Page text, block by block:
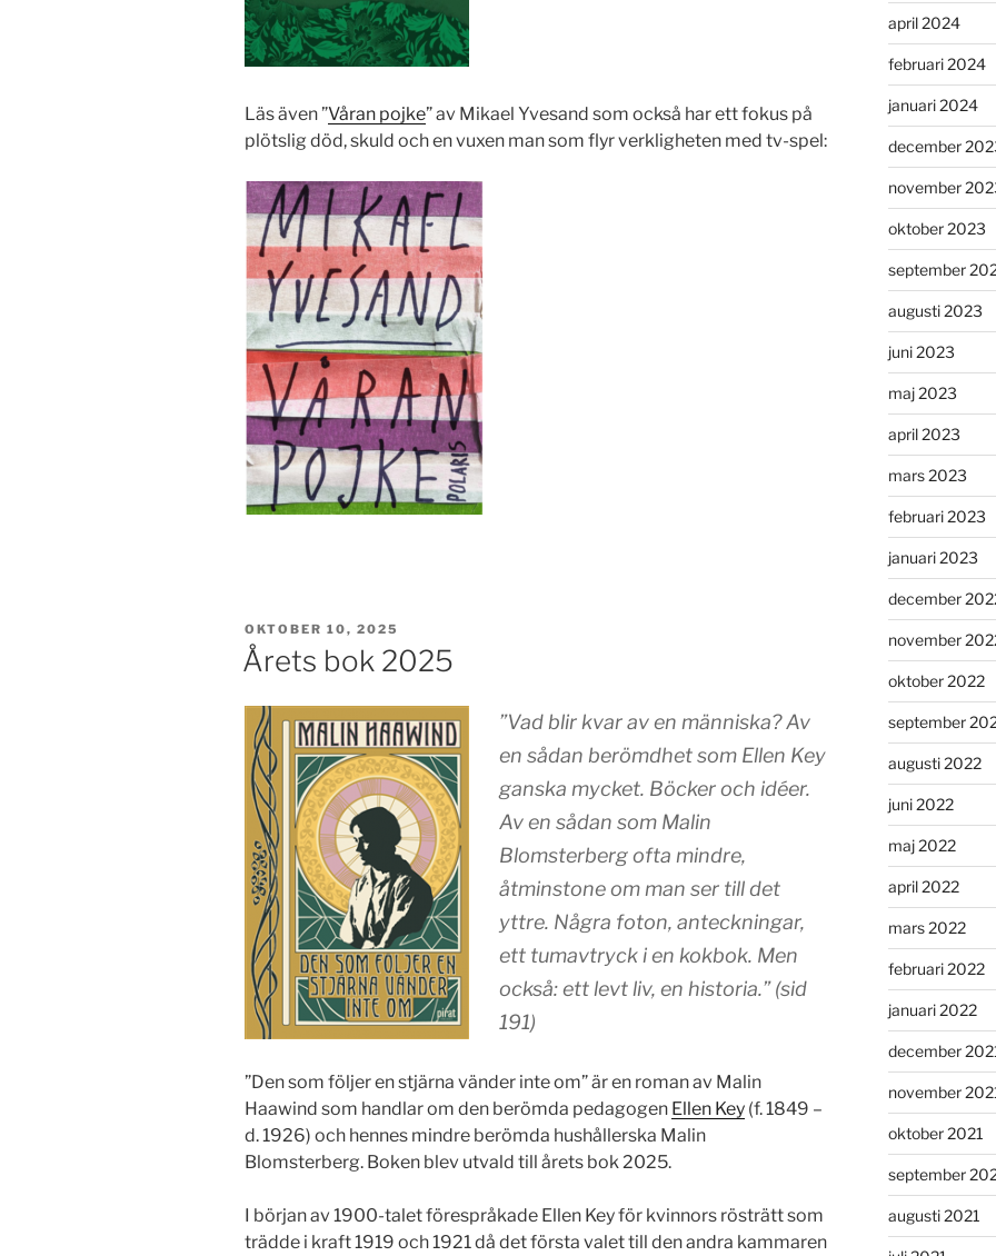
Läs även ”Våran pojke” av Mikael Yvesand som också har ett fokus på
plötslig död, skuld och en vuxen man som flyr verkligheten med tv-spel:
PUBLICERAT
OKTOBER 10, 2025
Årets bok 2025
”Vad blir kvar av en människa? Av
en sådan berömdhet som Ellen Key
ganska mycket. Böcker och idéer.
Av en sådan som Malin
Blomsterberg ofta mindre,
åtminstone om man ser till det
yttre. Några foton, anteckningar,
ett tumavtryck i en kokbok. Men
också: ett levt liv, en historia.” (sid
191)
”Den som följer en stjärna vänder inte om” är en roman av Malin
Haawind som handlar om den berömda pedagogen Ellen Key (f. 1849 –
d. 1926) och hennes mindre berömda hushållerska Malin
Blomsterberg. Boken blev utvald till årets bok 2025.
I början av 1900-talet förespråkade Ellen Key för kvinnors rösträtt som
trädde i kraft 1919 och 1921 då det första valet till den andra kammaren
april 2024
februari 2024
januari 2024
december
november
oktober 2023
september
augusti 2023
juni 2023
maj 2023
april 2023
mars 2023
februari 2023
januari 2023
december
november
oktober 2022
september
augusti 2022
juni 2022
maj 2022
april 2022
mars 2022
februari 2022
januari 2022
december
november
oktober 2021
september
augusti 2021